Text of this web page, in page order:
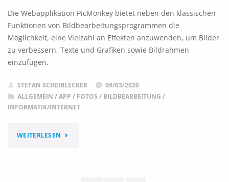
Die Webapplikation PicMonkey bietet neben den klassischen
Funktionen von Bildbearbeitungsprogrammen die
Möglichkeit, eine Vielzahl an Effekten anzuwenden, um Bilder
zu verbessern, Texte und Grafiken sowie Bildrahmen
einzufügen.
STEFAN SCHEIBLECKER
09/03/2020
ALLGEMEIN /APP / FOTOS / BILDBEARBEITUNG /
INFORMATIK/INTERNET
WEITERLESEN "PICMONKEY"